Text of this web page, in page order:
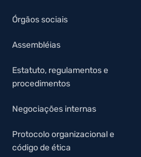
Órgãos sociais
Assembléias
Estatuto, regulamentos e
procedimentos
Negociações internas
Protocolo organizacional e
código de ética